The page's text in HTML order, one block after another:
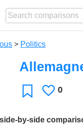
> Politics
Favoritos
Le
0
by-side